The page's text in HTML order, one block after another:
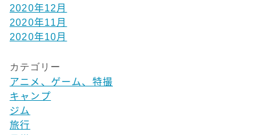
2020年12月
2020年11月
2020年10月
カテゴリー
アニメ、ゲーム、特撮
キャンプ
ジム
旅行